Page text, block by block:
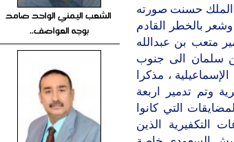
الملك حسنت صورته
بالخطر القادم
متعب بن عبدالله
سلمان الى جنوب
، مذكرا
وتم تدمير اربعة
التي كانوا
التكفيرية الذين
الشعب اليمني الواحد صامد
بوجه العواصف..